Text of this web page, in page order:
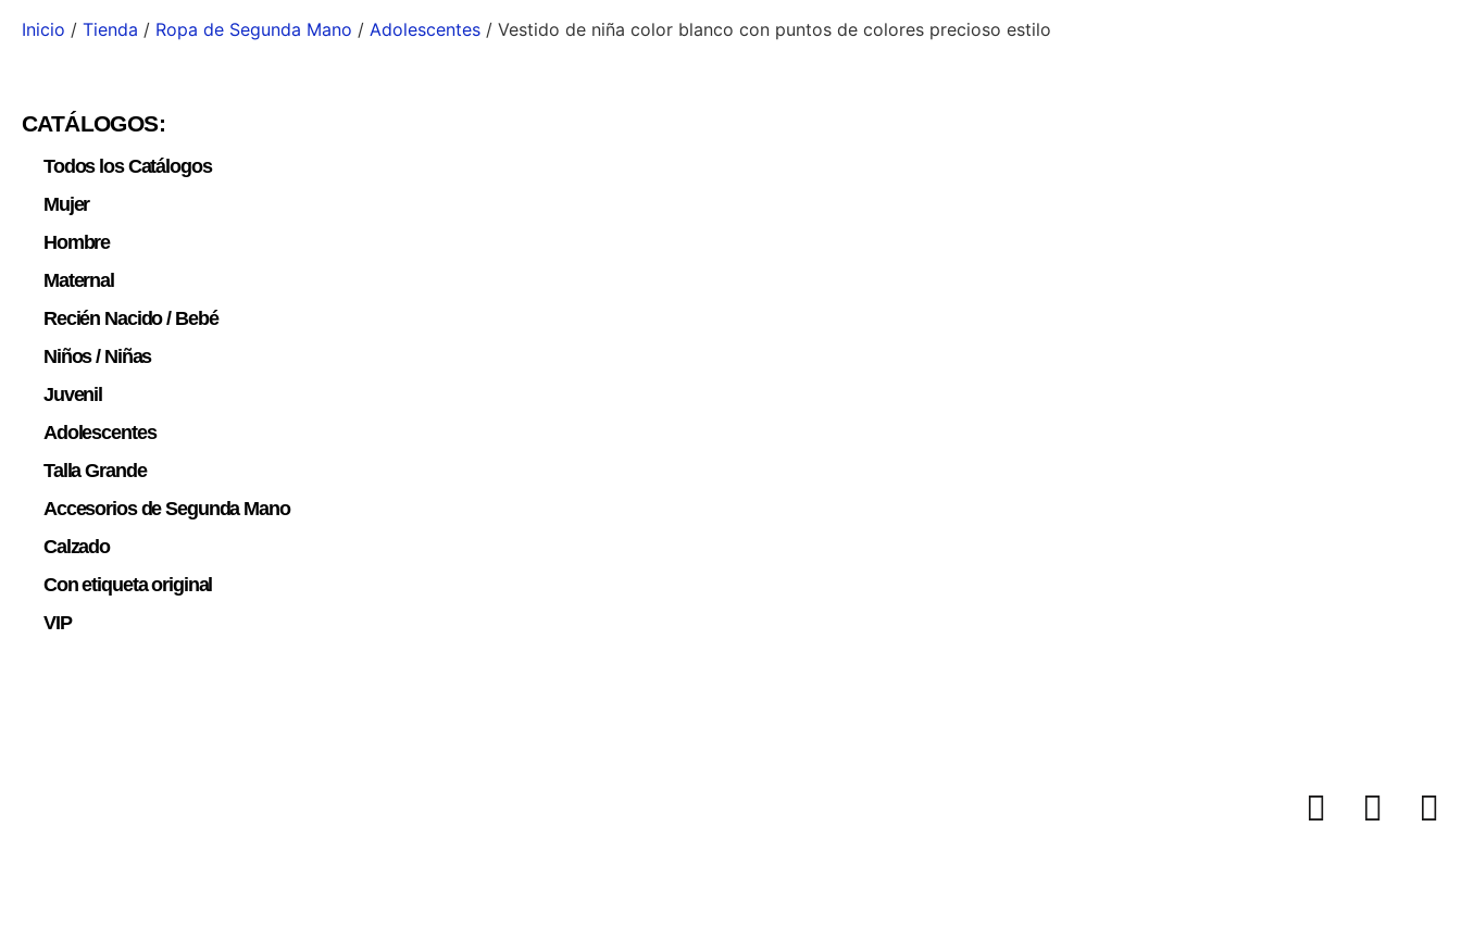
Inicio / Tienda / Ropa de Segunda Mano / Adolescentes / Vestido de niña color blanco con puntos de colores precioso estilo
CATÁLOGOS:
Todos los Catálogos
Mujer
Hombre
Maternal
Recién Nacido / Bebé
Niños / Niñas
Juvenil
Adolescentes
Talla Grande
Accesorios de Segunda Mano
Calzado
Con etiqueta original
VIP